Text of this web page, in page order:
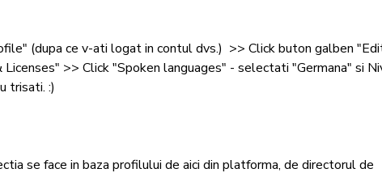
(dupa ce v-ati logat in contul dvs.)  >> Click buton galben
>> Click "Spoken languages" - selectati "Germana" si
trisati. :)
se face in baza profilului de aici din platforma, de directorul de